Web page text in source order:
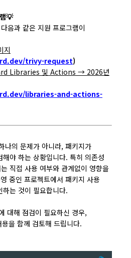
💡
음과 같은 지원 프로그램이
지
trivy-request)
Libraries 및 Actions → 2026년
libraries-and-actions-
나의 문제가 아니라, 패키지가
야 하는 상황입니다. 특히 의존성
직접 사용 여부와 관계없이 영향을
중인 프로젝트에서 패키지 사용
는 것이 필요합니다.
대해 점검이 필요하신 경우,
을 함께 검토해 드립니다.